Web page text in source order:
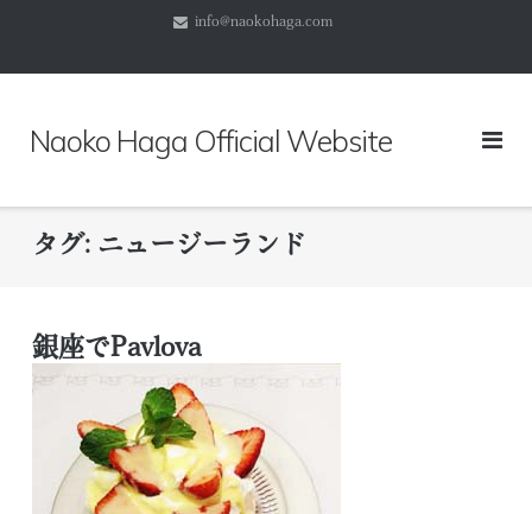
テ
キ
info@naokohaga.com
Naoko Haga Official Website
タグ: ニュージーランド
銀座でPavlova